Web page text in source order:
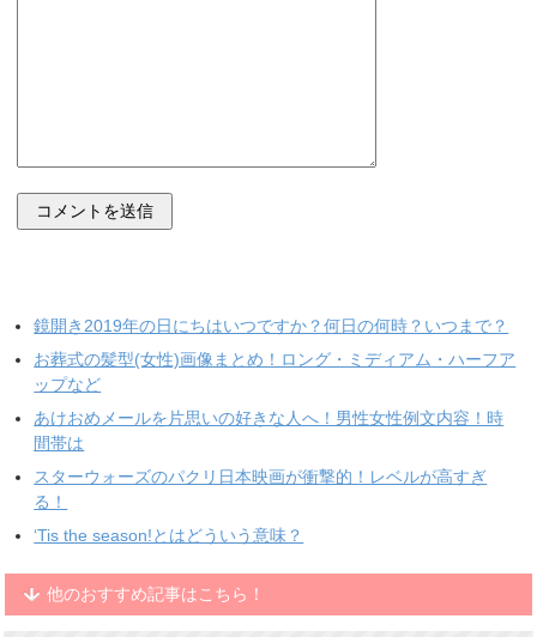
鏡開き2019年の日にちはいつですか？何日の何時？いつまで？
お葬式の髪型(女性)画像まとめ！ロング・ミディアム・ハーフア
ップなど
あけおめメールを片思いの好きな人へ！男性女性例文内容！時
間帯は
スターウォーズのパクリ日本映画が衝撃的！レベルが高すぎ
る！
‘Tis the season!とはどういう意味？
他のおすすめ記事はこちら！